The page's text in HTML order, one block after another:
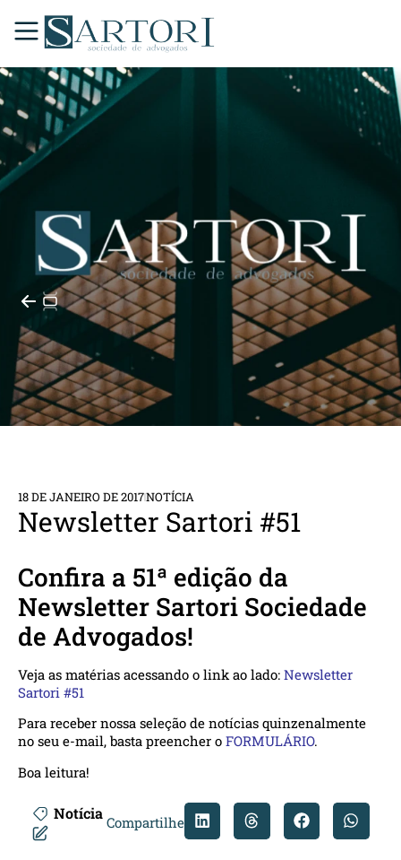
18 DE JANEIRO DE 2017NOTÍCIA
Newsletter Sartori #51
Confira a 51ª edição da
Newsletter Sartori Sociedade
de Advogados!
Veja as matérias acessando o link ao lado: Newsletter
Sartori #51
Para receber nossa seleção de notícias quinzenalmente
no seu e-mail, basta preencher o FORMULÁRIO.
Boa leitura!
Notícia Compartilhe